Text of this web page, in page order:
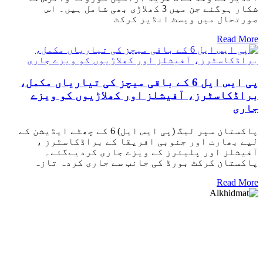
شکار ہوگئے جن میں 3 کھلاڑی بھی شامل ہیں۔ اس
صورتحال میں ویسٹ انڈیز کرکٹ
Read More
پی ایس ایل 6 کے باقی میچز کی تیاریاں مکمل،
براڈکاسٹرز، آفیشلز اور کھلاڑیوں کو ویزے
جاری
پاکستان سپر لیگ (پی ایس ایل) 6 کے چھٹے ایڈیشن کے
لیے بھارت اور جنوبی افریقا کے براڈکاسٹرز ،
آفیشلز اور پلیئرز کے ویزے جاری کردیےگئے۔
پاکستان کرکٹ بورڈ کی جانب سے جاری کردہ تازہ
Read More